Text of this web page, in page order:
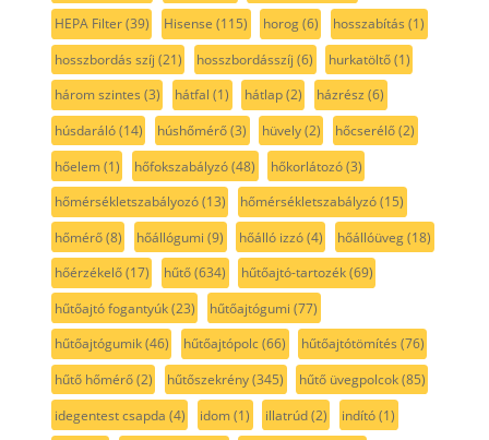
HEPA Filter(39) Hisense (115) horog(6) hosszabítás (1)
hosszbordás szíj (21) hosszbordásszíj (6) hurkatöltő(1)
három szintes (3) hátfal (1) hátlap(2) házrész (6)
húsdaráló(14) húshőmérő(3) hüvely(2) hőcserélő(2)
hőelem(1) hőfokszabályzó(48) hőkorlátozó(3)
hőmérsékletszabályozó(13) hőmérsékletszabályzó(15)
hőmérő(8) hőállógumi (9) hőálló izzó(4) hőállóüveg(18)
hőérzékelő(17) hűtő(634) hűtőajtó-tartozék(69)
hűtőajtó fogantyúk(23) hűtőajtógumi (77)
hűtőajtógumik(46) hűtőajtópolc(66) hűtőajtótömítés (76)
hűtő hőmérő(2) hűtőszekrény(345) hűtő üvegpolcok(85)
idegentest csapda (4) idom(1) illatrúd(2) indító(1)